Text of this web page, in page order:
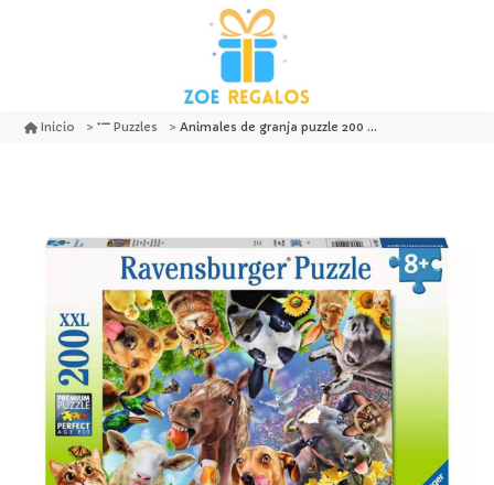
Inicio Puzzles Animales de granja puzzle 200 pcs xxl - ravensburger